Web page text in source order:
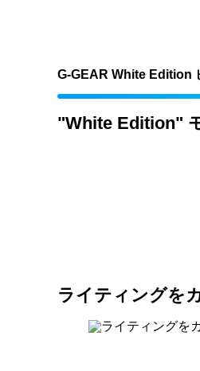
G-GEAR White Edition
"White Edition"
ライティングを